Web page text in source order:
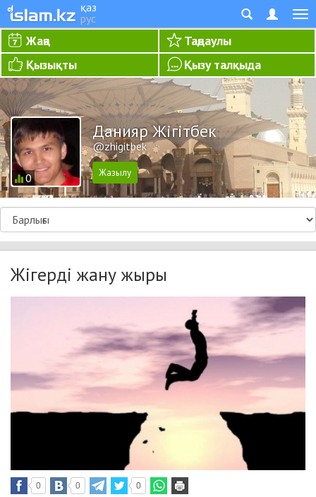
қаз
рус
Жаңа
Таңдаулы
Қызықты
Қызу талқыда
0
Данияр Жігітбек
@zhigitbek
Жігерді жану жыры
0 0 0